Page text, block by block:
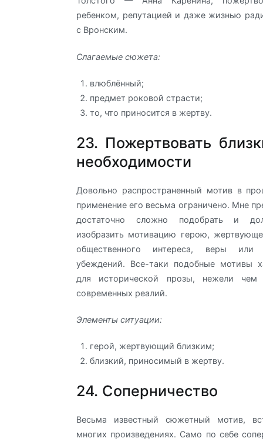
ребенком, репутацией и даже жизнью
с Вронским.
Слагаемые сюжета:
влюблённый;
предмет роковой страсти;
то, что приносится в жертву.
23. Пожертвовать
необходимости
Довольно распространенный мотив в
применение его весьма ограничено. Мне
достаточно сложно подобрать и
изобразить мотивацию герою,
общественного интереса, веры
убеждений. Все-таки подобные мотивы
для исторической прозы, нежели чем
современных реалий.
Элементы ситуации:
герой, жертвующий близким;
близкий, приносимый в жертву.
24. Соперничество
Весьма известный сюжетный мотив,
многих произведениях. Само по себе